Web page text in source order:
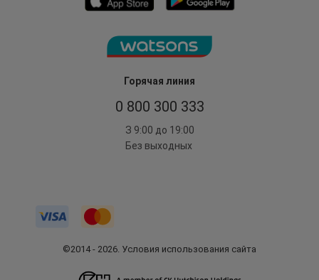
Горячая линия
0 800 300 333
З 9:00 до 19:00
Без выходных
©2014 - 2026. Условия использования сайта